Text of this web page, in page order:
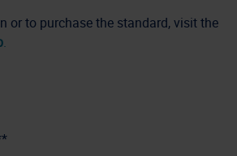
or to purchase the standard, visit the
.